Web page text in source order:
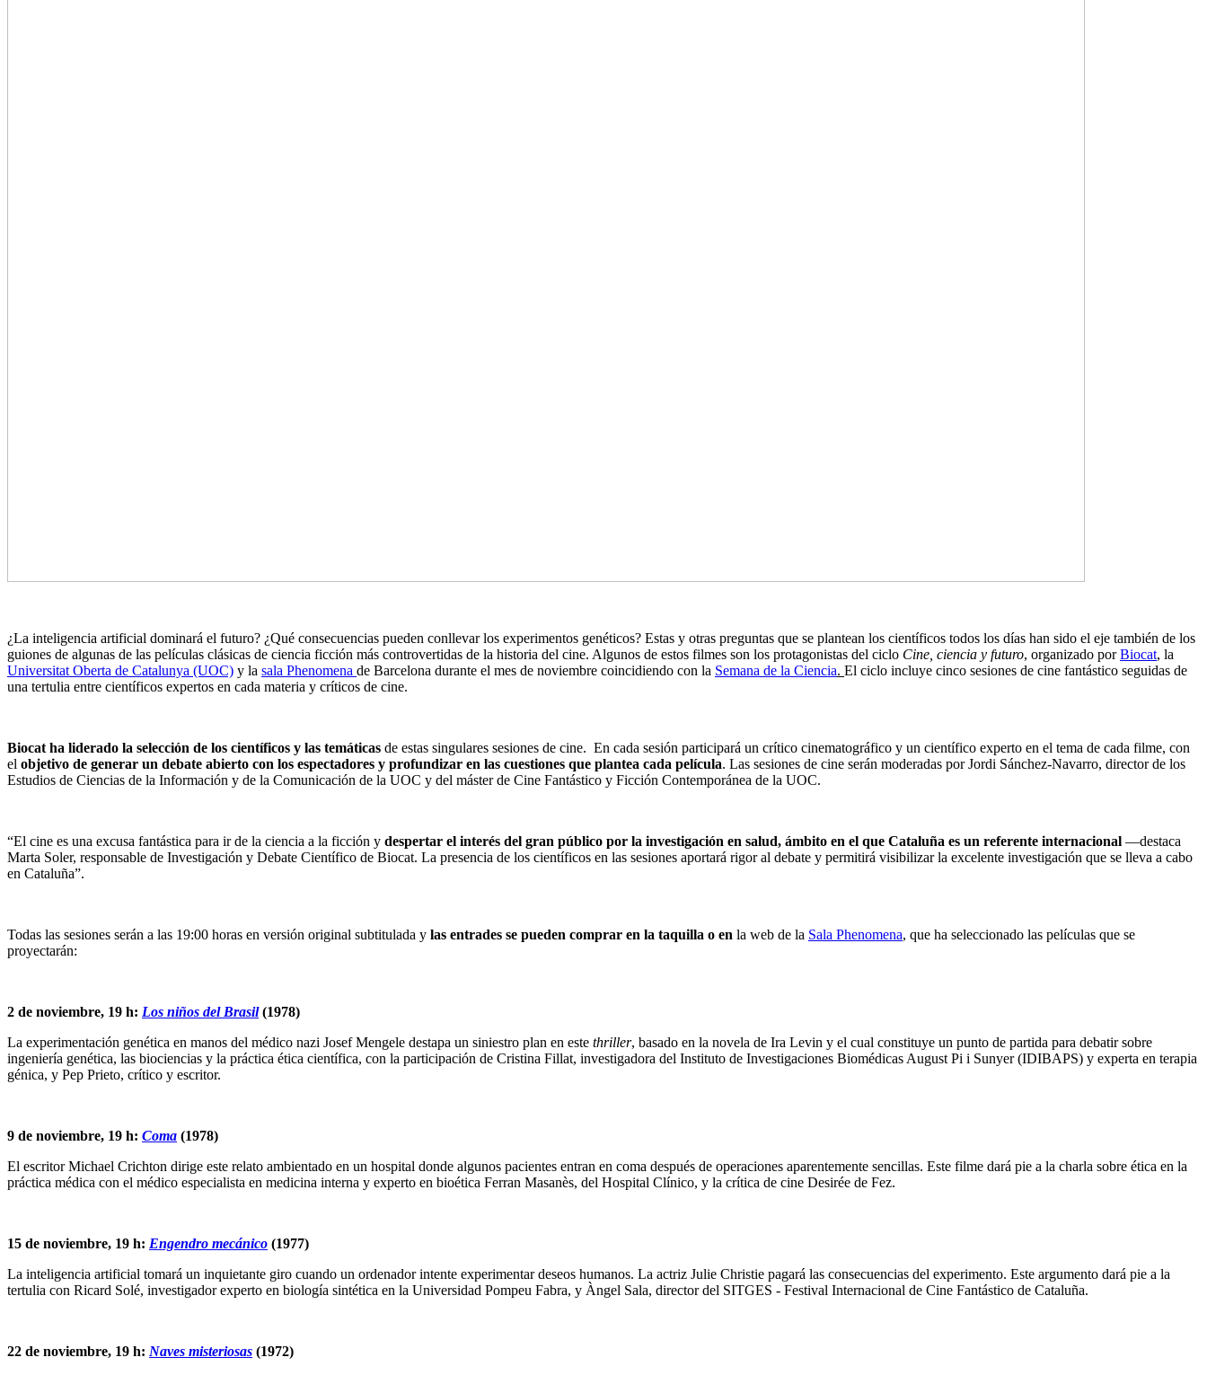
¿La inteligencia artificial dominará el futuro? ¿Qué consecuencias pueden conllevar los experimentos genéticos? Estas y otras preguntas que se plantean los científicos todos los días han sido el eje también de los
guiones de algunas de las películas clásicas de ciencia ficción más controvertidas de la historia del cine. Algunos de estos filmes son los protagonistas del ciclo Cine, ciencia y futuro, organizado porBiocat, la
Universitat Oberta de Catalunya (UOC) y la sala Phenomena de Barcelona durante el mes de noviembre coincidiendo con la Semana de la Ciencia. El ciclo incluye cinco sesiones de cine fantástico seguidas de
una tertulia entre científicos expertos en cada materia y críticos de cine.
Biocat ha liderado la selección de los científicos y las temáticas de estas singulares sesiones de cine. En cada sesión participará un crítico cinematográfico y un científico experto en el tema de cada filme, con
el objetivo de generar un debate abierto con los espectadores y profundizar en las cuestiones que plantea cada película. Las sesiones de cine serán moderadas por Jordi Sánchez-Navarro, director de los
Estudios de Ciencias de la Información y de la Comunicación de la UOC y del máster de Cine Fantástico y Ficción Contemporánea de la UOC.
“El cine es una excusa fantástica para ir de la ciencia a la ficción y despertar el interés del gran público por la investigación en salud, ámbito en el que Cataluña es un referente internacional —destaca
Marta Soler, responsable de Investigación y Debate Científico de Biocat. La presencia de los científicos en las sesiones aportará rigor al debate y permitirá visibilizar la excelente investigación que se lleva a cabo
en Cataluña”.
Todas las sesiones serán a las 19:00 horas en versión original subtitulada y las entrades se pueden comprar en la taquilla o en la web de la Sala Phenomena, que ha seleccionado las películas que se
proyectarán:
2 de noviembre, 19 h: Los niños del Brasil(1978)
La experimentación genética en manos del médico nazi Josef Mengele destapa un siniestro plan en este thriller, basado en la novela de Ira Levin y el cual constituye un punto de partida para debatir sobre
ingeniería genética, las biociencias y la práctica ética científica, con la participación de Cristina Fillat, investigadora del Instituto de Investigaciones Biomédicas August Pi i Sunyer (IDIBAPS) y experta en terapia
génica, y Pep Prieto, crítico y escritor.
9 de noviembre, 19 h: Coma (1978)
El escritor Michael Crichton dirige este relato ambientado en un hospital donde algunos pacientes entran en coma después de operaciones aparentemente sencillas. Este filme dará pie a la charla sobre ética en la
práctica médica con el médico especialista en medicina interna y experto en bioética Ferran Masanès, del Hospital Clínico, y la crítica de cine Desirée de Fez.
15 de noviembre, 19 h: Engendro mecánico (1977)
La inteligencia artificial tomará un inquietante giro cuando un ordenador intente experimentar deseos humanos. La actriz Julie Christie pagará las consecuencias del experimento. Este argumento dará pie a la
tertulia con Ricard Solé, investigador experto en biología sintética en la Universidad Pompeu Fabra, y Àngel Sala, director del SITGES - Festival Internacional de Cine Fantástico de Cataluña.
22 de noviembre, 19 h: Naves misteriosas (1972)